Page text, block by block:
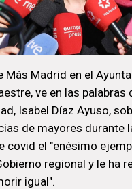
Más Madrid en el
ve en las palabras
Isabel Díaz Ayuso,
de mayores durante
covid el "enésimo
regional y le ha
igual".